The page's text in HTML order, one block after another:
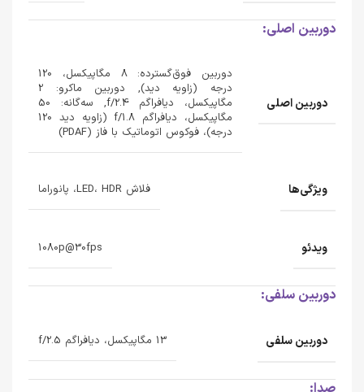
دوربین اصلی:
دوربین اصلی
دوربین فوق‌گسترده: 8 مگاپیکسل، 120
درجه (زاویه دید), دوربین ماکرو: 2
مگاپیکسل، دیافراگم f/2.4, سه‌گانه: 50
مگاپیکسل، دیافراگم f/1.8 (زاویه دید 120
درجه)، فوکوس اتوماتیک با فاز (PDAF)
ویژگی‌ها فلاش LED، HDR، پانوراما
ویدئو 1080p@30fps
دوربین سلفی:
دوربین سلفی 13 مگاپیکسل، دیافراگم f/2.5